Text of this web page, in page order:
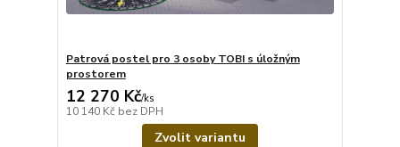
Patrová postel pro 3 osoby TOBI s úložným
prostorem
12 270 Kč/ks
10 140 Kč bez DPH
Zvolit variantu